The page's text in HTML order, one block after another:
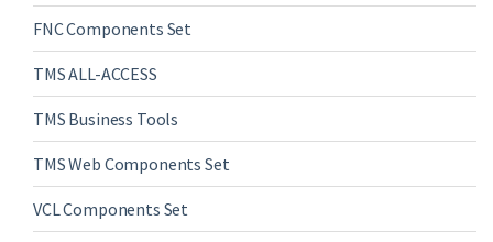
FNC Components Set
TMS ALL-ACCESS
TMS Business Tools
TMS Web Components Set
VCL Components Set